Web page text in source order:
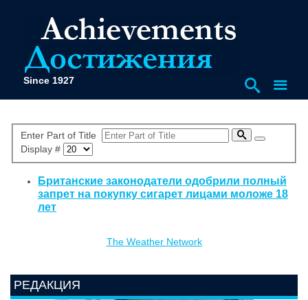
Since 1927
Enter Part of Title
Display #
Британские законодатели одобрили полный
запрет на покупку сигарет лицами моложе 18
лет
The Weather Network
РЕДАКЦИЯ